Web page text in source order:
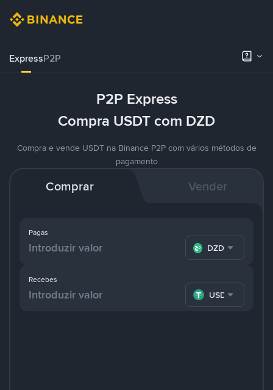
ExpressP2P
P2P Express
Compra USDT com DZD
Compra e vende USDT na Binance P2P com vários métodos de
pagamento
Comprar Vender
Pagas
DZD
Recebes
USDT